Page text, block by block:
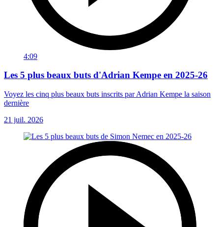
4:09
Les 5 plus beaux buts d'Adrian Kempe en 2025-26
Voyez les cinq plus beaux buts inscrits par Adrian Kempe la saison
dernière
21 juil. 2026